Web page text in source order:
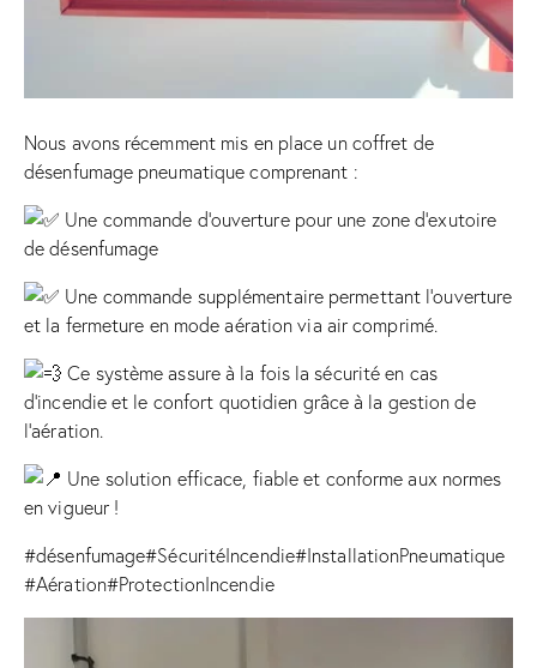
Nous avons récemment mis en place un coffret de
désenfumage pneumatique comprenant :
Une commande d’ouverture pour une zone d’exutoire
de désenfumage
Une commande supplémentaire permettant l’ouverture
et la fermeture en mode aération via air comprimé.
Ce système assure à la fois la sécurité en cas
d’incendie et le confort quotidien grâce à la gestion de
l’aération.
Une solution efficace, fiable et conforme aux normes
en vigueur !
#désenfumage#SécuritéIncendie#InstallationPneumatique
#Aération#ProtectionIncendie